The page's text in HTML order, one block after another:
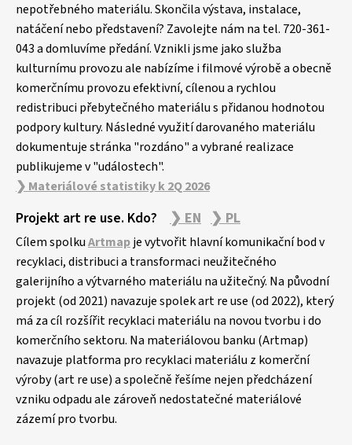
nepotřebného materiálu. Skončila výstava, instalace,
natáčení nebo představení? Zavolejte nám na tel. 720-361-
043 a domluvíme předání. Vznikli jsme jako služba
kulturnímu provozu ale nabízíme i filmové výrobě a obecně
komerčnímu provozu efektivní, cílenou a rychlou
redistribuci přebytečného materiálu s přidanou hodnotou
podpory kultury. Následné využití darovaného materiálu
dokumentuje stránka "rozdáno" a vybrané realizace
publikujeme v "událostech".
❯ Materiálové statistiky k 2Q 2026
Projekt art re use. Kdo? ❯ EN ❯ PL
Cílem spolkuArtmapje vytvořit hlavní komunikační bod v
recyklaci, distribuci a transformaci neužitečného
galerijního a výtvarného materiálu na užitečný. Na původní
projekt (od 2021) navazuje spolek art re use (od 2022), který
má za cíl rozšířit recyklaci materiálu na novou tvorbu i do
komerčního sektoru. Na materiálovou banku (Artmap)
navazuje platforma pro recyklaci materiálu z komerční
výroby (art re use) a společně řešíme nejen předcházení
vzniku odpadu ale zároveň nedostatečné materiálové
zázemí pro tvorbu.